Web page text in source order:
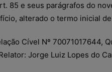
85 e seus parágrafos do
alterado o termo inicial
Cível Nº 70071017644,
Jorge Luiz Lopes do